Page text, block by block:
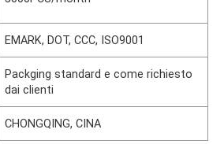
EMARK, DOT, CCC, ISO9001
Packging standard e come richiesto
dai clienti
CHONGQING, CINA